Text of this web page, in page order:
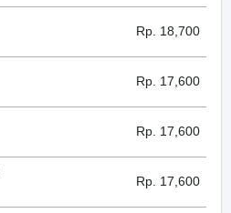
Rp. 18,700
Rp. 17,600
Rp. 17,600
Rp. 17,600